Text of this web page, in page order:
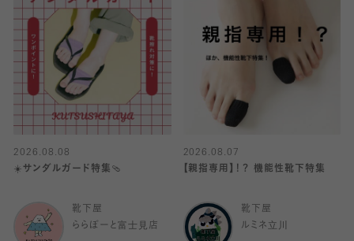
2026.08.08
☀️サンダルガード特集🩴
靴下屋
ららぽーと富士見店
2026.08.07
【親指専用】！？ 機能性靴下特集
靴下屋
ルミネ立川